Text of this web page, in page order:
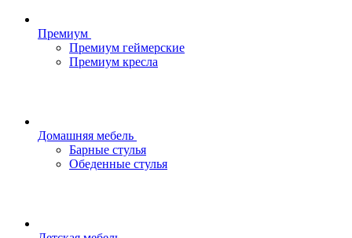
Премиум
Премиум геймерские
Премиум кресла
Домашняя мебель
Барные стулья
Обеденные стулья